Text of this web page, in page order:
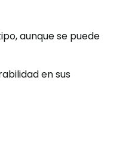
aunque se puede
en sus